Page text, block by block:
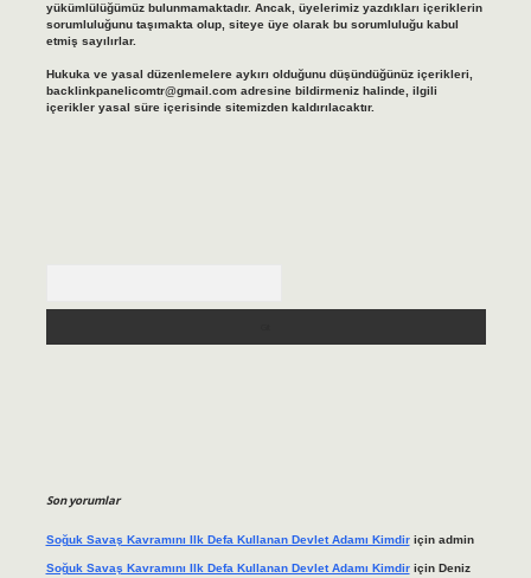
yükümlülüğümüz bulunmamaktadır. Ancak, üyelerimiz yazdıkları içeriklerin
sorumluluğunu taşımakta olup, siteye üye olarak bu sorumluluğu kabul
etmiş sayılırlar.
Hukuka ve yasal düzenlemelere aykırı olduğunu düşündüğünüz içerikleri,
backlinkpanelicomtr@gmail.comadresine bildirmeniz halinde, ilgili
içerikler yasal süre içerisinde sitemizden kaldırılacaktır.
Son yorumlar
Soğuk Savaş Kavramını Ilk Defa Kullanan Devlet Adamı Kimdiriçin admin
Soğuk Savaş Kavramını Ilk Defa Kullanan Devlet Adamı Kimdiriçin Deniz